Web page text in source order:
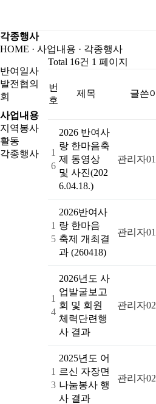
각종행사
HOME · 사업내용 · 각종행사
반여일사
발전협의
회
사업내용
지역봉사
활동
각종행사
Total 16건 1 페이지
번
호
제목 글쓴이
1
6
2026 반여사
랑 한마음축
제 동영상
및 사진(202
6.04.18.)
관리자01
1
5
2026반여사
랑 한마음
축제 개최결
과 (260418)
관리자01
1
4
2026년도 사
업발굴보고
회 및 회원
체력단련행
사 결과
관리자02
1
3
2025년도 어
르신 자장면
나눔봉사 행
사 결과
관리자02